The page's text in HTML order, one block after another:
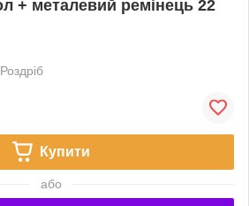
+ металевий ремінець 22
Роздріб
Купити
або